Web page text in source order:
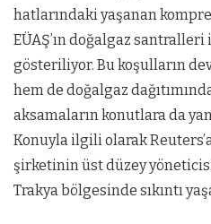
hatlarındaki yaşanan
EÜAŞ’ın doğalgaz
gösteriliyor. Bu koşulların
hem de doğalgaz
aksamaların konutlara da
Konuyla ilgili olarak
şirketinin üst düzey
Trakya bölgesinde sıkıntı